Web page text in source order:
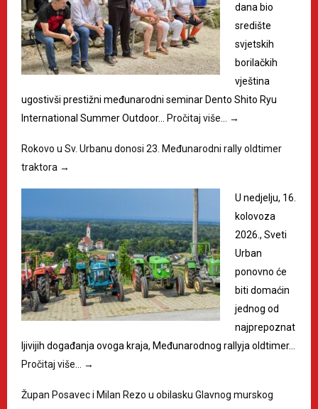
dana bio
središte
svjetskih
borilačkih
vještina
ugostivši prestižni međunarodni seminar Dento Shito Ryu
International Summer Outdoor…
Pročitaj više… →
Rokovo u Sv. Urbanu donosi 23. Međunarodni rally oldtimer
traktora →
U nedjelju, 16.
kolovoza
2026., Sveti
Urban
ponovno će
biti domaćin
jednog od
najprepoznat
ljivijih događanja ovoga kraja, Međunarodnog rallyja oldtimer…
Pročitaj više…
→
Župan Posavec i Milan Rezo u obilasku Glavnog murskog